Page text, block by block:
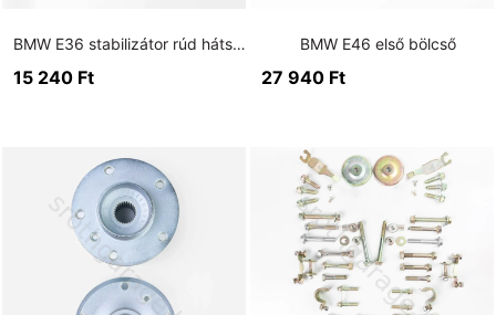
BMW E36 stabilizátor rúd hátsó fekete (15 mm)
15 240 Ft
BMW E46 első bölcső
27 940 Ft